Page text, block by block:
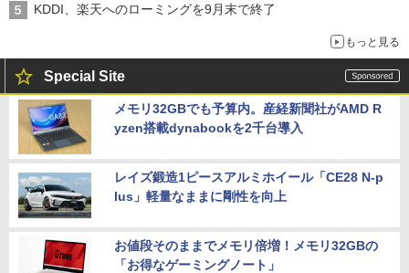
KDDI、楽天へのローミングを9月末で終了
もっと見る
Special Site
メモリ32GBでも予算内。産経新聞社がAMD R
yzen搭載dynabookを2千台導入
レイズ鍛造1ピースアルミホイール「CE28 N-p
lus」軽量なままに剛性を向上
お値段そのままでメモリ倍増！メモリ32GBの
「お得なゲーミングノート」